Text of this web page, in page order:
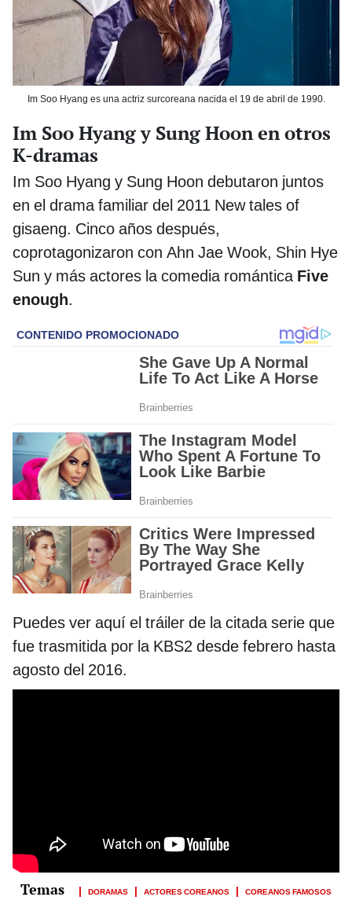
Im Soo Hyang es una actriz surcoreana nacida el 19 de abril de 1990.
Im Soo Hyang y Sung Hoon en otros
K-dramas
Im Soo Hyang y Sung Hoon debutaron juntos
en el drama familiar del 2011 New tales of
gisaeng. Cinco años después,
coprotagonizaron con Ahn Jae Wook, Shin Hye
Sun y más actores la comedia romántica Five
enough.
Puedes ver aquí el tráiler de la citada serie que
fue trasmitida por la KBS2 desde febrero hasta
agosto del 2016.
DORAMAS ACTORES COREANOS COREANOS FAMOSOS